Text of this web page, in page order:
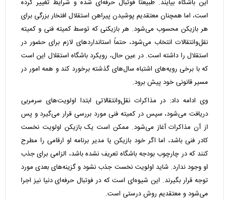
این باشگاه بیایند. طبیعتاً فوتبال حرفه‌ای شده و شرایط تغییر کرده
است، اما همچنان معتقدیم پوشیدن پیراهن استقلال افتخار بزرگی برای
هر بازیکن محسوب می‌شود. هر بازیکنی که توسط کمیته فنی و کمیته
نقل‌وانتقالات انتخاب می‌شود، حتماً استانداردهای لازم برای حضور در
استقلال را داشته است. در عین حال، رویکرد باشگاه استقلال این است
که با برخی رویه‌های اشتباه سال‌های گذشته برخورد کند و همه امور در
مسیر قانونی خود پیش برود.
وی ادامه داد: در مذاکرات نقل‌وانتقالاتی ابتدا اولویت‌های سرمربی
دریافت می‌شود، سپس در کمیته فنی مورد بررسی قرار می‌گیرد و پس
از آن مذاکرات آغاز می‌شود. ممکن است یک بازیکن اولویت نخست
کادر فنی باشد، اما اگر خود بازیکن یا مدیر برنامه او ارقامی را مطرح
کنند که در چارچوب بودجه باشگاه تعریف نشده باشد، الزامی برای جذب
او وجود ندارد. شاید اولویت نخست جذب نشود و گزینه‌های بعدی مورد
توجه قرار بگیرند. این شیوه‌ای است که در فوتبال حرفه‌ای دنیا نیز اجرا
می‌شود و معتقدیم روش درستی است.